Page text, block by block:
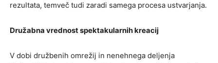
rezultata, temveč tudi zaradi samega procesa ustvarjanja.
Družabna vrednost spektakularnih kreacij
V dobi družbenih omrežij in nenehnega deljenja